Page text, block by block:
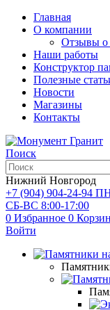
Главная
О компании
Отзывы о
Наши работы
Конструктор
Полезные
Новости
Магазины
Контакты
Поиск
Нижний Новгород
+7 (904) 904-24-94
СБ-ВС 8:00-17:00
0 Избранное 0
Войти